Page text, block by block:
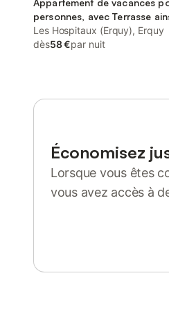
Appartement de vacances
personnes, avec Terrasse
Sauna et Vue
Les Hospitaux (Erquy), Erquy
dès58 €par nuit
Économisez
Lorsque vous êtes
vous avez accès à